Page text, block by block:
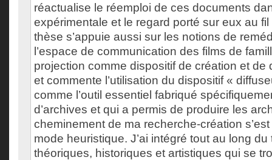
réactualise le réemploi de ces documents
expérimentale et le regard porté sur eux au
thèse s’appuie aussi sur les notions de
l’espace de communication des films de
projection comme dispositif de création et de
et commente l’utilisation du dispositif «
comme l’outil essentiel fabriqué
d’archives et qui a permis de produire les
cheminement de ma recherche-création
mode heuristique. J’ai intégré tout au long
théoriques, historiques et artistiques qui se